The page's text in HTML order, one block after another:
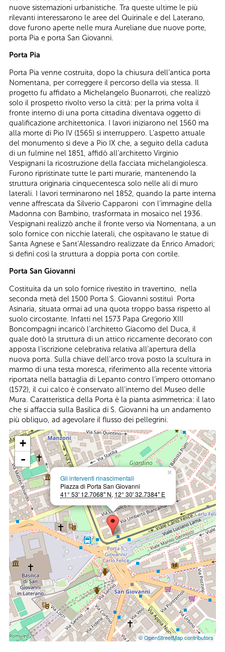
nuove sistemazioni urbanistiche. Tra queste ultime le più
rilevanti interessarono le aree del Quirinale e del Laterano,
dove furono aperte nelle mura Aureliane due nuove porte,
porta Pia e porta San Giovanni.
Porta Pia
Porta Pia venne costruita, dopo la chiusura dell’antica porta
Nomentana, per correggere il percorso della via stessa. Il
progetto fu affidato a Michelangelo Buonarroti, che realizzò
solo il prospetto rivolto verso la città: per la prima volta il
fronte interno di una porta cittadina diventava oggetto di
qualificazione architettonica. I lavori iniziarono nel 1560 ma
alla morte di Pio IV (1565) si interruppero. L’aspetto attuale
del monumento si deve a Pio IX che, a seguito della caduta
di un fulmine nel 1851, affidò all’architetto Virginio
Vespignani la ricostruzione della facciata michelangiolesca.
Furono ripristinate tutte le parti murarie, mantenendo la
struttura originaria cinquecentesca solo nelle ali di muro
laterali. I lavori terminarono nel 1852, quando la parte interna
venne affrescata da Silverio Capparoni con l’immagine della
Madonna con Bambino, trasformata in mosaico nel 1936.
Vespignani realizzò anche il fronte verso via Nomentana, a un
solo fornice con nicchie laterali, che ospitavano le statue di
Santa Agnese e Sant’Alessandro realizzate da Enrico Amadori;
si definì così la struttura a doppia porta con cortile.
Porta San Giovanni
Costituita da un solo fornice rivestito in travertino, nella
seconda metà del 1500 Porta S. Giovanni sostituì Porta
Asinaria, situata ormai ad una quota troppo bassa rispetto al
suolo circostante. Infatti nel 1573 Papa Gregorio XIII
Boncompagni incaricò l’architetto Giacomo del Duca, il
quale dotò la struttura di un attico riccamente decorato con
apposta l’iscrizione celebrativa relativa all’apertura della
nuova porta. Sulla chiave dell’arco trova posto la scultura in
marmo di una testa moresca, riferimento alla recente vittoria
riportata nella battaglia di Lepanto contro l’impero ottomano
(1572), il cui calco è conservato all'interno del Museo delle
Mura. Caratteristica della Porta è la pianta asimmetrica: il lato
che si affaccia sulla Basilica di S. Giovanni ha un andamento
più obliquo, ad agevolare il flusso dei pellegrini.
×
Gli interventi rinascimentali
Piazza di Porta San Giovanni
41° 53' 12.7068" N, 12° 30' 32.7384" E
+
-
© OpenStreetMap contributors